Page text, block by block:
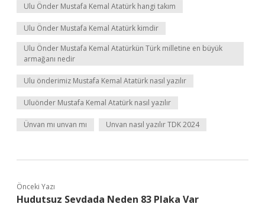
Ulu Önder Mustafa Kemal Atatürk hangi takım
Ulu Önder Mustafa Kemal Atatürk kimdir
Ulu Önder Mustafa Kemal Atatürkün Türk milletine en büyük
armağanı nedir
Ulu önderimiz Mustafa Kemal Atatürk nasıl yazılır
Uluönder Mustafa Kemal Atatürk nasıl yazılır
Ünvan mı unvan mı Unvan nasıl yazılır TDK 2024
Önceki Yazı
Hudutsuz Sevdada Neden 83 Plaka Var